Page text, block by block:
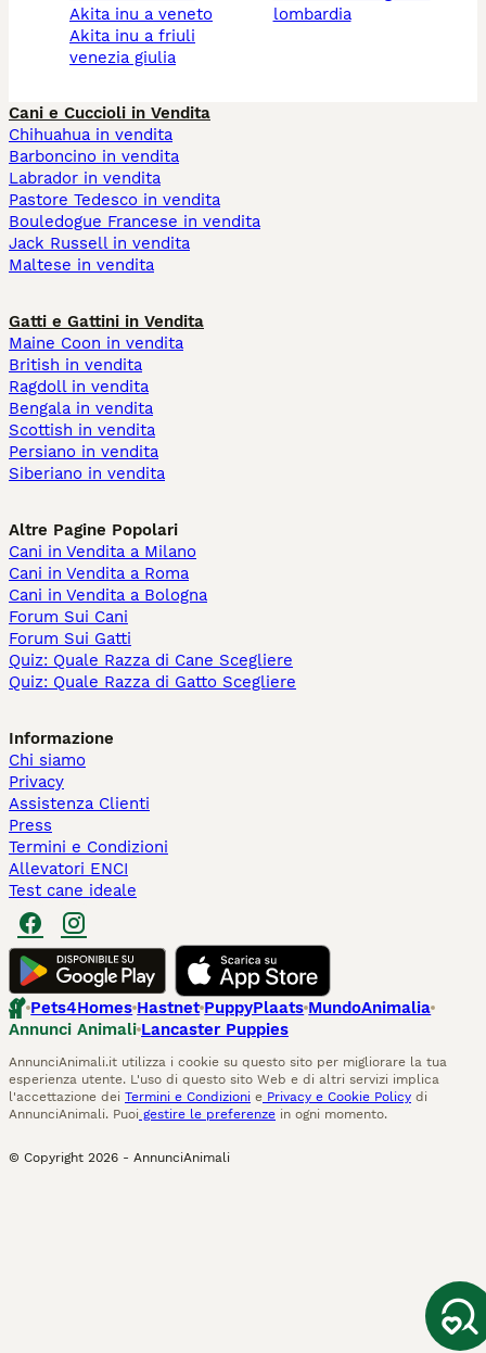
akita inu a veneto
akita inu a friuli
venezia giulia
lombardia
Cani e Cuccioli in Vendita
Chihuahua in vendita
Barboncino in vendita
Labrador in vendita
Pastore Tedesco in vendita
Bouledogue Francese in vendita
Jack Russell in vendita
Maltese in vendita
Gatti e Gattini in Vendita
Maine Coon in vendita
British in vendita
Ragdoll in vendita
Bengala in vendita
Scottish in vendita
Persiano in vendita
Siberiano in vendita
Altre Pagine Popolari
Cani in Vendita a Milano
Cani in Vendita a Roma
Cani in Vendita a Bologna
Forum Sui Cani
Forum Sui Gatti
Quiz: Quale Razza di Cane Scegliere
Quiz: Quale Razza di Gatto Scegliere
Informazione
Chi siamo
Privacy
Assistenza Clienti
Press
Termini e Condizioni
Allevatori ENCI
Test cane ideale
Pets4Homes Hastnet PuppyPlaats MundoAnimalia
Annunci Animali Lancaster Puppies
AnnunciAnimali.it utilizza i cookie su questo sito per migliorare la tua
esperienza utente. L'uso di questo sito Web e di altri servizi implica
l'accettazione dei Termini e Condizioni e Privacy e Cookie Policy di
AnnunciAnimali. Puoi gestire le preferenze in ogni momento.
© Copyright 2026 - AnnunciAnimali